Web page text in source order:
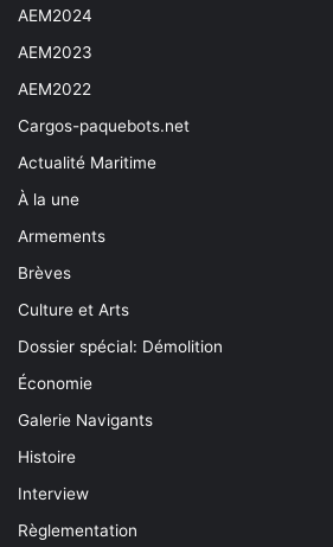
AEM2024
AEM2023
AEM2022
Cargos-paquebots.net
Actualité Maritime
À la une
Armements
Brèves
Culture et Arts
Dossier spécial: Démolition
Économie
Galerie Navigants
Histoire
Interview
Règlementation